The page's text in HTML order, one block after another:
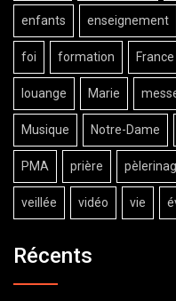
enfants enseignement
foi formation France
louange Marie
Musique Notre-Dame
PMA prière
veillée vidéo vie
Récents